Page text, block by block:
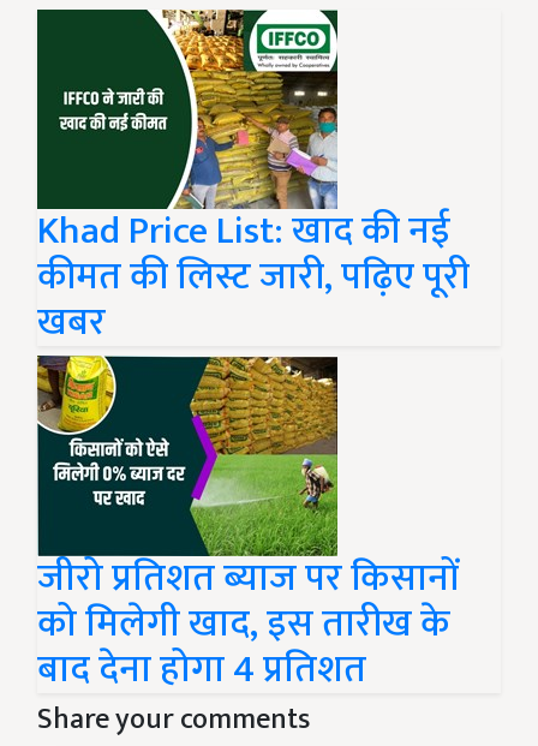
Khad Price List: खाद की नई
कीमत की लिस्ट जारी, पढ़िए पूरी
खबर
जीरो प्रतिशत ब्याज पर किसानों
को मिलेगी खाद, इस तारीख के
बाद देना होगा 4 प्रतिशत
Share your comments